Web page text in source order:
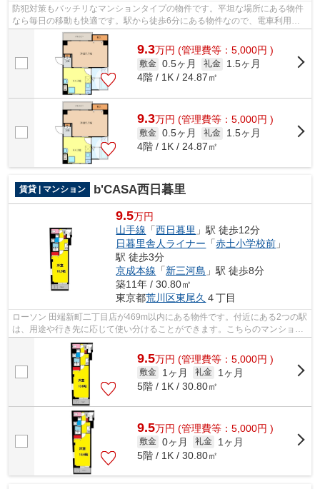
防犯対策もバッチリなマンションタイプの物件です。平坦な場所にある物件
なら毎日の移動も快適です。駅から徒歩6分にある物件なので、電車利用が
多い方にオススメです。こちらは初期費...
9.3万円 (管理費等：5,000円 )
敷金 0.5ヶ月 礼金
1.5ヶ月
4階 / 1K / 24.87㎡
9.3万円 (管理費等：5,000円 )
敷金 0.5ヶ月 礼金
1.5ヶ月
4階 / 1K / 24.87㎡
賃貸 | マンション b'CASA西日暮里
9.5万円
山手線 「西日暮里 」駅 徒歩12分
日暮里舎人ライナー 「赤土小学校前 」
駅 徒歩3分
京成本線 「新三河島 」駅 徒歩8分
築11年 / 30.80㎡
東京都荒川区東尾久 ４丁目
ローソン 田端新町二丁目店が469m以内にある物件です。付近にある2つの駅
は、用途や行き先に応じて使い分けることができます。こちらのマンション
では初期費用をカードでお支払いいた...
9.5万円 (管理費等：5,000円 )
敷金 1ヶ月 礼金
1ヶ月
5階 / 1K / 30.80㎡
9.5万円 (管理費等：5,000円 )
敷金 0ヶ月 礼金
1ヶ月
5階 / 1K / 30.80㎡